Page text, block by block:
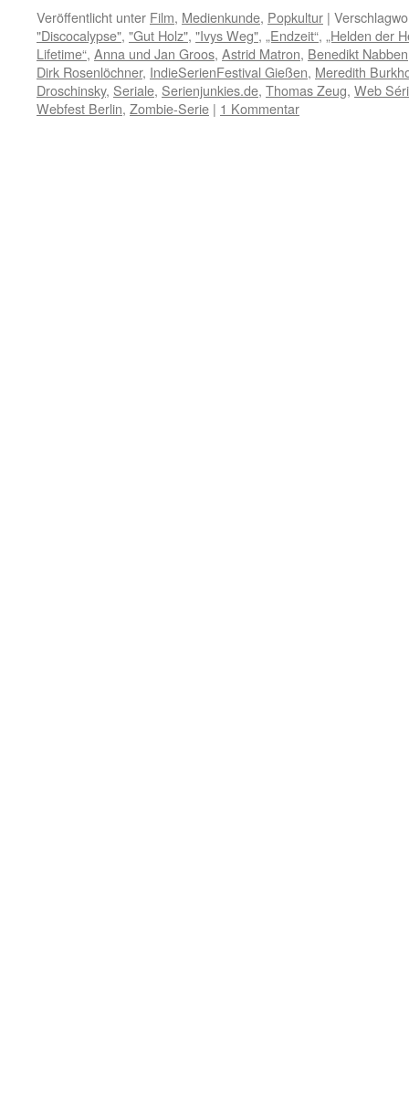
Veröffentlicht unter Film, Medienkunde, Popkultur |
"Discocalypse", "Gut Holz", "Ivys Weg", „Endzeit“, „Helden der
Lifetime“, Anna und Jan Groos, Astrid Matron, Benedikt Nabben
Dirk Rosenlöchner, IndieSerienFestival Gießen, Meredith
Droschinsky, Seriale, Serienjunkies.de, Thomas Zeug, Web
Webfest Berlin, Zombie-Serie | 1 Kommentar